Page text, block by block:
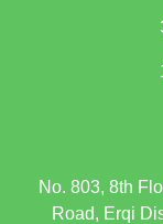
No. 803, 8th
Road, Erqi